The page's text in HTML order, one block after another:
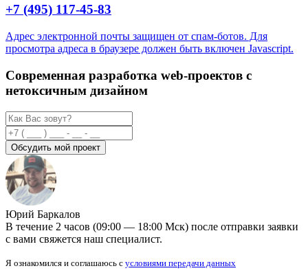
+7 (495) 117-45-83
Адрес электронной почты защищен от спам-ботов. Для
просмотра адреса в браузере должен быть включен Javascript.
Современная разработка web-проектов с
нетоксичным дизайном
Обсудить мой проект
Юрий Баркалов
В течение 2 часов (09:00 — 18:00 Мск) после отправки заявки
с вами свяжется наш специалист.
Я ознакомился и соглашаюсь с условиями передачи данных